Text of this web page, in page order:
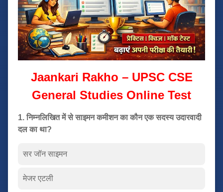
Jaankari Rakho – UPSC CSE
General Studies Online Test
1. निम्नलिखित में से साइमन कमीशन का कौन एक सदस्य उदारवादी
दल का था?
सर जॉन साइमन
मेजर एटली